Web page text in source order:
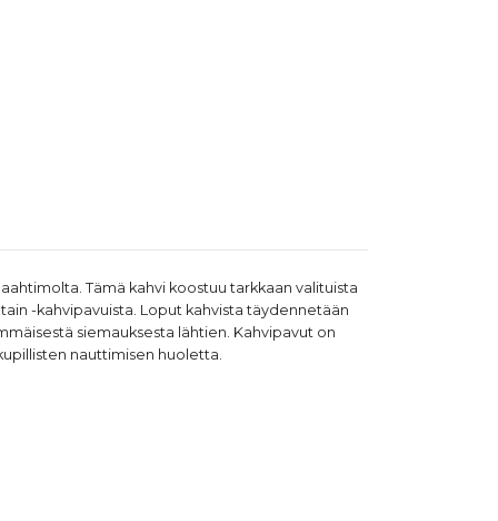
Tämä kahvi koostuu tarkkaan valituista
-kahvipavuista. Loput kahvista täydennetään
siemauksesta lähtien. Kahvipavut on
nauttimisen huoletta.